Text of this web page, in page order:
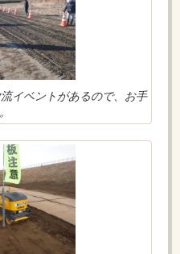
イベントがあるので、お手